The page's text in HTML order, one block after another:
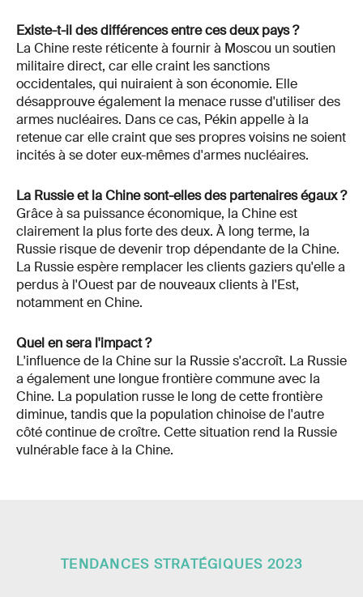
Existe-t-il des différences entre ces deux pays ?
La Chine reste réticente à fournir à Moscou un soutien
militaire direct, car elle craint les sanctions
occidentales, qui nuiraient à son économie. Elle
désapprouve également la menace russe d'utiliser des
armes nucléaires. Dans ce cas, Pékin appelle à la
retenue car elle craint que ses propres voisins ne soient
incités à se doter eux-mêmes d'armes nucléaires.
La Russie et la Chine sont-elles des partenaires égaux ?
Grâce à sa puissance économique, la Chine est
clairement la plus forte des deux. À long terme, la
Russie risque de devenir trop dépendante de la Chine.
La Russie espère remplacer les clients gaziers qu'elle a
perdus à l'Ouest par de nouveaux clients à l'Est,
notamment en Chine.
Quel en sera l'impact ?
L'influence de la Chine sur la Russie s'accroît. La Russie
a également une longue frontière commune avec la
Chine. La population russe le long de cette frontière
diminue, tandis que la population chinoise de l'autre
côté continue de croître. Cette situation rend la Russie
vulnérable face à la Chine.
TENDANCES STRATÉGIQUES 2023